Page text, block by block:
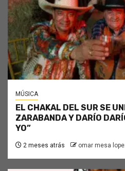
MÚSICA
EL CHAKAL DEL SUR SE
ZARABANDA Y DARÍO
YO”
2 meses atrás omar mesa